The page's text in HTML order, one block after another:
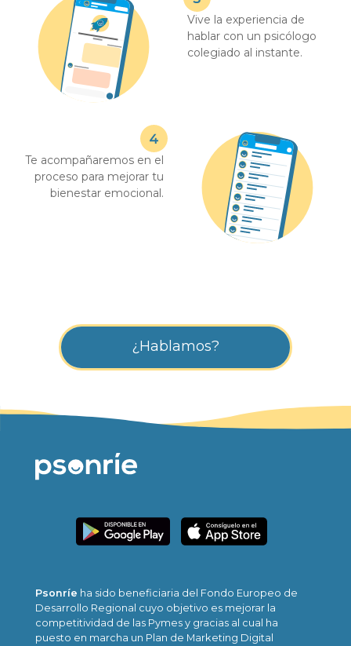
Vive la experiencia de
hablar con un psicólogo
colegiado al instante.
Te acompañaremos en el
proceso para mejorar tu
bienestar emocional.
¿Hablamos?
Psonríe ha sido beneficiaria del Fondo Europeo de
Desarrollo Regional cuyo objetivo es mejorar la
competitividad de las Pymes y gracias al cual ha
puesto en marcha un Plan de Marketing Digital